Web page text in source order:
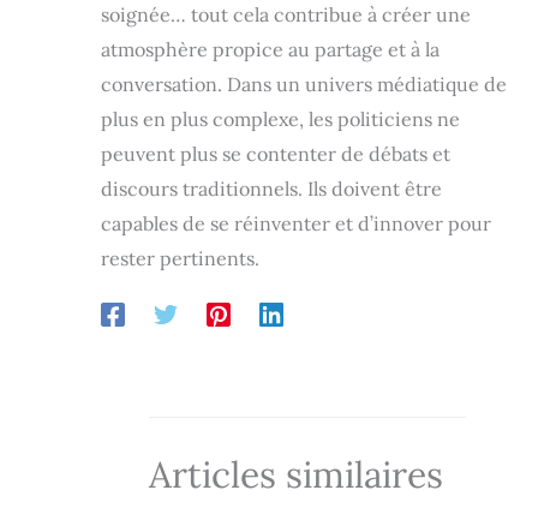
soignée… tout cela contribue à créer une
atmosphère propice au partage et à la
conversation. Dans un univers médiatique de
plus en plus complexe, les politiciens ne
peuvent plus se contenter de débats et
discours traditionnels. Ils doivent être
capables de se réinventer et d’innover pour
rester pertinents.
Articles similaires